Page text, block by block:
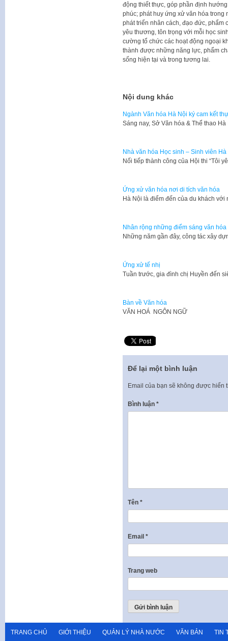
động thiết thực, góp phần định
phúc; phát huy ứng xử văn hóa
phát triển nhân cách, đạo đức, phẩm
yêu thương, tôn trọng với mỗi học
cường tổ chức các hoạt động ngoại
thành được những năng lực, phẩm
sống hiện tại và trong tương lai.
Nội dung khác
Ngành Văn hóa Hà Nội ký cam kết
Sáng nay, Sở Văn hóa & Thể thao
Nhà văn hóa Học sinh – Sinh viên
​Nối tiếp thành công của Hội thi “Tôi
Ứng xử văn hóa nơi di tích văn hóa
Hà Nội là điểm đến của du khách
Nhân rộng những điểm sáng văn
Những năm gần đây, công tác xây
Ứng xử tế nhị
Tuần trước, gia đình chị Huyền đến
Bàn về Văn hóa
VĂN HOÁ NGÔN NGỮ
Để lại một bình luận
Email của bạn sẽ không được hiển
Bình luận *
Tên *
Email *
Trang web
TRANG CHỦ GIỚI THIỆU QUẢN LÝ NHÀ NƯỚC VĂN BẢN TIN